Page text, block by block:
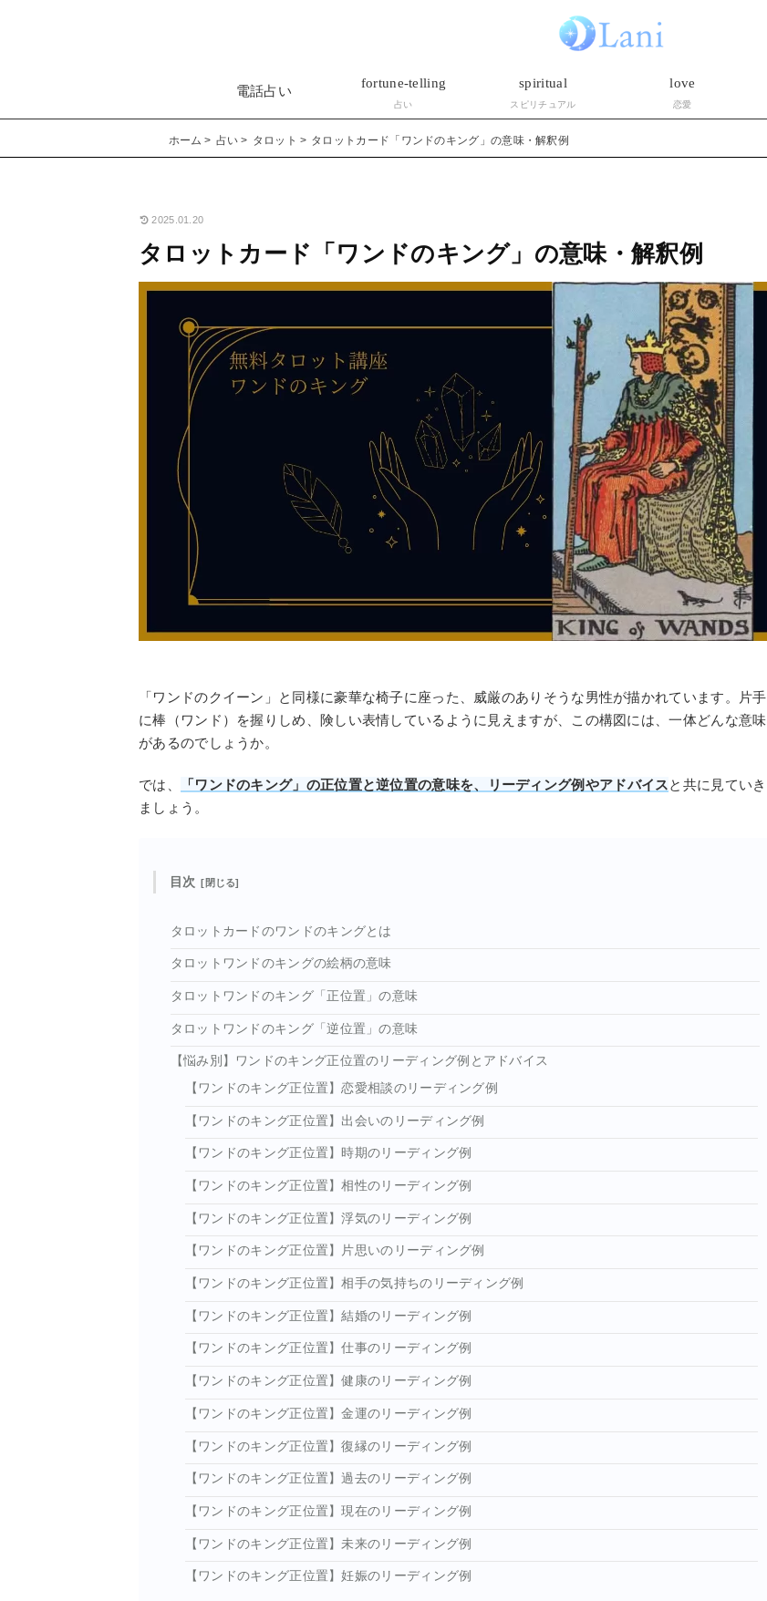
電話占い
fortune-telling
占い
spiritual
スピリチュアル
love
恋愛
ホーム 占い タロット タロットカード「ワンドのキング」の意味・解釈例
2025.01.20
タロットカード「ワンドのキング」の意味・解釈例
「ワンドのクイーン」と同様に豪華な椅子に座った、威厳のありそうな男性が描かれています。片手
に棒（ワンド）を握りしめ、険しい表情しているように見えますが、この構図には、一体どんな意味
があるのでしょうか。
では、 「ワンドのキング」の正位置と逆位置の意味を、リーディング例やアドバイスと共に見ていき
ましょう。
目次
タロットカードのワンドのキングとは
タロットワンドのキングの絵柄の意味
タロットワンドのキング「正位置」の意味
タロットワンドのキング「逆位置」の意味
【悩み別】ワンドのキング正位置のリーディング例とアドバイス
【ワンドのキング正位置】恋愛相談のリーディング例
【ワンドのキング正位置】出会いのリーディング例
【ワンドのキング正位置】時期のリーディング例
【ワンドのキング正位置】相性のリーディング例
【ワンドのキング正位置】浮気のリーディング例
【ワンドのキング正位置】片思いのリーディング例
【ワンドのキング正位置】相手の気持ちのリーディング例
【ワンドのキング正位置】結婚のリーディング例
【ワンドのキング正位置】仕事のリーディング例
【ワンドのキング正位置】健康のリーディング例
【ワンドのキング正位置】金運のリーディング例
【ワンドのキング正位置】復縁のリーディング例
【ワンドのキング正位置】過去のリーディング例
【ワンドのキング正位置】現在のリーディング例
【ワンドのキング正位置】未来のリーディング例
【ワンドのキング正位置】妊娠のリーディング例